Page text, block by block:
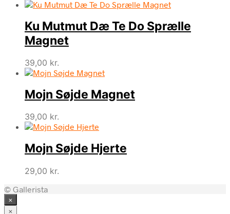
Ku Mutmut Dæ Te Do Sprælle
Magnet
39,00 kr.
Mojn Søjde Magnet
39,00 kr.
Mojn Søjde Hjerte
29,00 kr.
© Gallerista
×
×